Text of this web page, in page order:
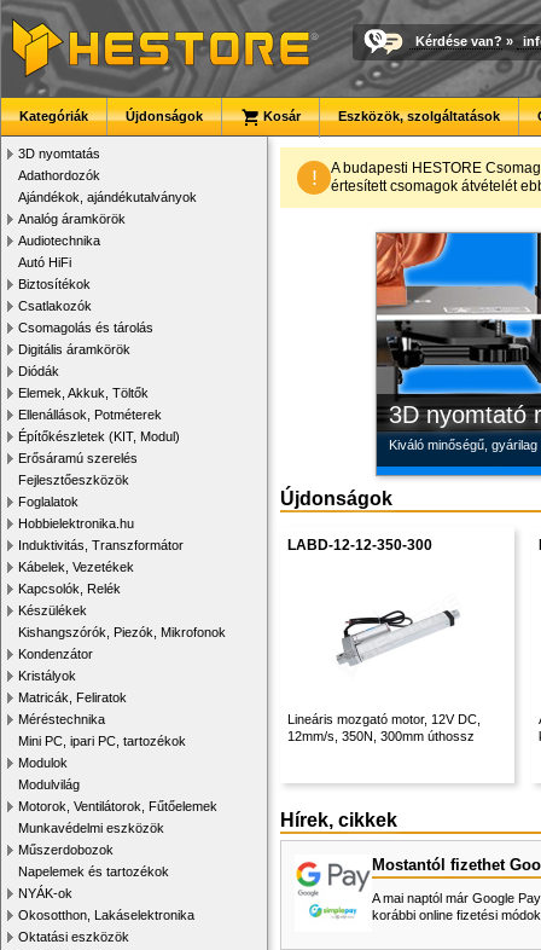
Kérdése van? »
Kategóriák Újdonságok Kosár Eszközök, szolgáltatások
3D nyomtatás
Adathordozók
Ajándékok, ajándékutalványok
Analóg áramkörök
Audiotechnika
Autó HiFi
Biztosítékok
Csatlakozók
Csomagolás és tárolás
Digitális áramkörök
Diódák
Elemek, Akkuk, Töltők
Ellenállások, Potméterek
Építőkészletek (KIT, Modul)
Erősáramú szerelés
Fejlesztőeszközök
Foglalatok
Hobbielektronika.hu
Induktivitás, Transzformátor
Kábelek, Vezetékek
Kapcsolók, Relék
Készülékek
Kishangszórók, Piezók, Mikrofonok
Kondenzátor
Kristályok
Matricák, Feliratok
Méréstechnika
Mini PC, ipari PC, tartozékok
Modulok
Modulvilág
Motorok, Ventilátorok, Fűtőelemek
Munkavédelmi eszközök
Műszerdobozok
Napelemek és tartozékok
NYÁK-ok
Okosotthon, Lakáselektronika
Oktatási eszközök
!
A budapesti HESTORE
értesített csomagok átvételét
3D nyomtató
Kiváló minőségű,
Modulvilág
Fejlesztés, szórakozás
Új PLA
Kiváló árfekvésű, sok
Megbízható
Új, modern
Újdonságok
LABD-12-12-350-300
Lineáris mozgató motor, 12V DC,
12mm/s, 350N, 300mm úthossz
Hírek, cikkek
Mostantól fizethet
A mai naptól már Google
korábbi online fizetési